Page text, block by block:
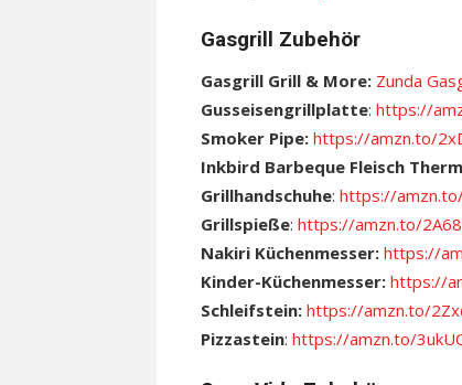
Gasgrill Zubehör
Gasgrill Grill & More: Zunda
Gusseisengrillplatte: https://
Smoker Pipe: https://amzn.to/
Inkbird Barbeque Fleisch
Grillhandschuhe: https://
Grillspieße: https://amzn.to/
Nakiri Küchenmesser: https://
Kinder-Küchenmesser: https://
Schleifstein: https://amzn.to/
Pizzastein: https://amzn.to/